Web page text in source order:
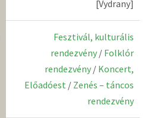
[Vydrany]
Fesztivál, kulturális
rendezvény / Folklór
rendezvény / Koncert,
Előadóest / Zenés – táncos
rendezvény